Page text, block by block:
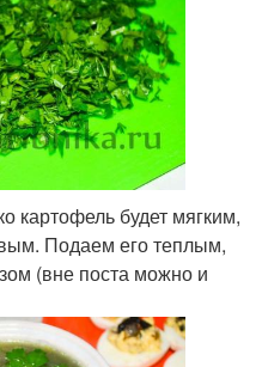
картофель будет мягким,
Подаем его теплым,
(вне поста можно и